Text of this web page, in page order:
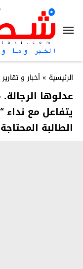
الرئيسية » أخبار و تقارير
عدلوها
يتفاعل مع
الطالبة المحتاجة